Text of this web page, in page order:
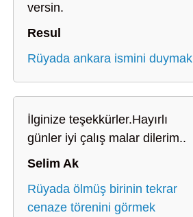
versin.
Resul
Rüyada ankara ismini duymak
İlginize teşekkürler.Hayırlı
günler iyi çalış malar dilerim..
Selim Ak
Rüyada ölmüş birinin tekrar
cenaze törenini görmek